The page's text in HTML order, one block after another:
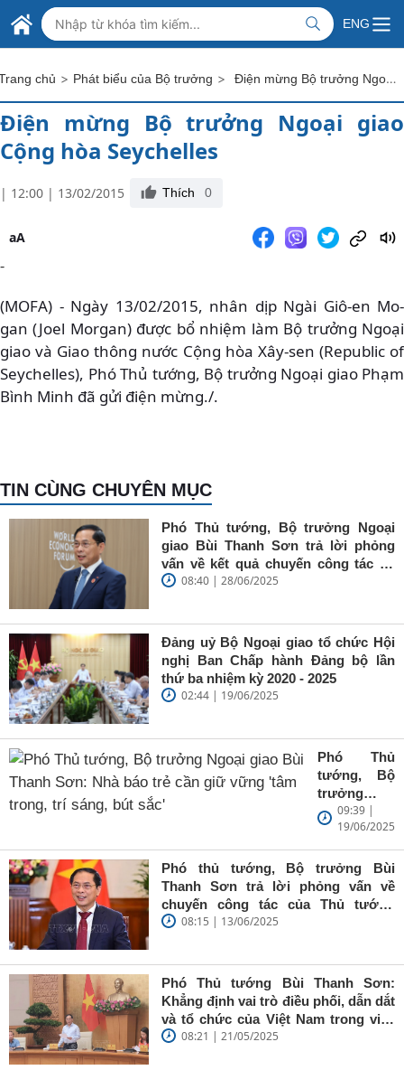
Skip to Main Content
BỘ NGOẠI GIAO VIỆT NAM
MINISTRY OF FOREIGN AFFAIRS
ENG
chủ > Phát biểu của Bộ trưởng > Điện mừng Bộ trưởng Ngoại giao Cộng hòa Seychelles
Điện mừng Bộ trưởng Ngoại giao
Cộng hòa Seychelles
| 12:00 | 13/02/2015 Thích 0
aA
-
(MOFA) - Ngày 13/02/2015, nhân dịp Ngài Giô-en Mo-
gan (Joel Morgan) được bổ nhiệm làm Bộ trưởng Ngoại
giao và Giao thông nước Cộng hòa Xây-sen (Republic of
Seychelles), Phó Thủ tướng, Bộ trưởng Ngoại giao Phạm
Bình Minh đã gửi điện mừng./.
TIN CÙNG CHUYÊN MỤC
Phó Thủ tướng, Bộ trưởng Ngoại
giao Bùi Thanh Sơn trả lời phỏng
vấn về kết quả chuyến công tác tại
Trung Quốc của Thủ tướng Chính
08:40 | 28/06/2025
Đảng uỷ Bộ Ngoại giao tổ chức Hội
nghị Ban Chấp hành Đảng bộ lần
thứ ba nhiệm kỳ 2020 - 2025
02:44 | 19/06/2025
Phó Thủ
tướng, Bộ
trưởng
Ngoại giao
Bùi Thanh
Sơn: Nhà
báo trẻ cần
giữ vững
'tâm trong,
09:39 |
19/06/2025
Phó thủ tướng, Bộ trưởng Bùi
Thanh Sơn trả lời phỏng vấn về
chuyến công tác của Thủ tướng
Chính phủ đến Estonia, Pháp và
08:15 | 13/06/2025
Phó Thủ tướng Bùi Thanh Sơn:
Khẳng định vai trò điều phối, dẫn dắt
và tổ chức của Việt Nam trong việc
đề cao chủ nghĩa đa phương, đoàn
08:21 | 21/05/2025